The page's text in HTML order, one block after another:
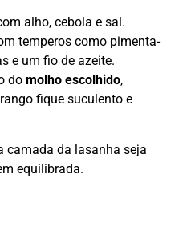
alho, cebola e sal.
temperos como pimenta-
e um fio de azeite.
do molho escolhido,
fique suculento e
camada da lasanha seja
equilibrada.